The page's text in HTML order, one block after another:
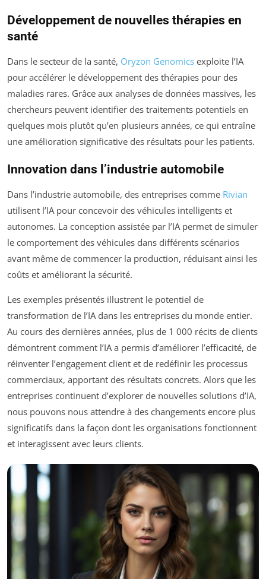
Développement de nouvelles thérapies en
santé
Dans le secteur de la santé, Oryzon Genomics exploite l’IA
pour accélérer le développement des thérapies pour des
maladies rares. Grâce aux analyses de données massives, les
chercheurs peuvent identifier des traitements potentiels en
quelques mois plutôt qu’en plusieurs années, ce qui entraîne
une amélioration significative des résultats pour les patients.
Innovation dans l’industrie automobile
Dans l’industrie automobile, des entreprises comme Rivian
utilisent l’IA pour concevoir des véhicules intelligents et
autonomes. La conception assistée par l’IA permet de simuler
le comportement des véhicules dans différents scénarios
avant même de commencer la production, réduisant ainsi les
coûts et améliorant la sécurité.
Les exemples présentés illustrent le potentiel de
transformation de l’IA dans les entreprises du monde entier.
Au cours des dernières années, plus de 1 000 récits de clients
démontrent comment l’IA a permis d’améliorer l’efficacité, de
réinventer l’engagement client et de redéfinir les processus
commerciaux, apportant des résultats concrets. Alors que les
entreprises continuent d’explorer de nouvelles solutions d’IA,
nous pouvons nous attendre à des changements encore plus
significatifs dans la façon dont les organisations fonctionnent
et interagissent avec leurs clients.